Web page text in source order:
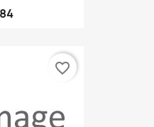
favorite_border